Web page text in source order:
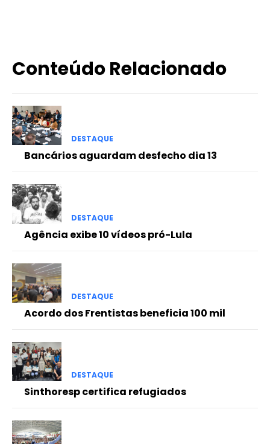
Conteúdo Relacionado
DESTAQUE
Bancários aguardam desfecho dia 13
DESTAQUE
Agência exibe 10 vídeos pró-Lula
DESTAQUE
Acordo dos Frentistas beneficia 100 mil
DESTAQUE
Sinthoresp certifica refugiados